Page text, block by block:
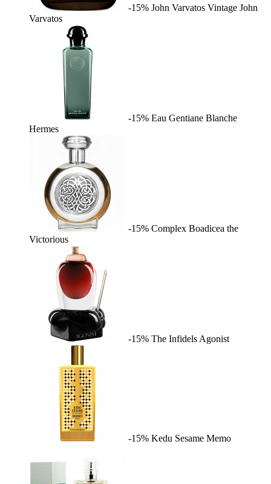
-15% John Varvatos Vintage John
Varvatos
-15% Eau Gentiane Blanche
Hermes
-15% Complex Boadicea the
Victorious
-15% The Infidels Agonist
-15% Kedu Sesame Memo